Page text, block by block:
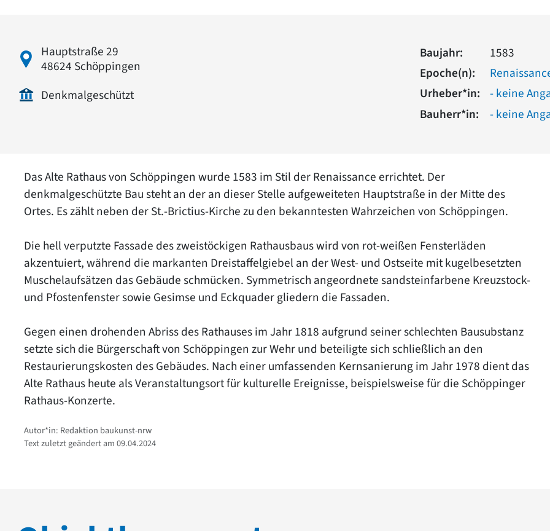
Hauptstraße 29
48624 Schöppingen
Denkmalgeschützt
Baujahr:
1583
Epoche(n):
Urheber*in:
- keine
Bauherr*in:
- keine
Das Alte Rathaus von Schöppingen wurde 1583 im Stil der Renaissance errichtet. Der
denkmalgeschützte Bau steht an der an dieser Stelle aufgeweiteten Hauptstraße in der Mitte des
Ortes. Es zählt neben der St.-Brictius-Kirche zu den bekanntesten Wahrzeichen von Schöppingen.
Die hell verputzte Fassade des zweistöckigen Rathausbaus wird von rot-weißen Fensterläden
akzentuiert, während die markanten Dreistaffelgiebel an der West- und Ostseite mit kugelbesetzten
Muschelaufsätzen das Gebäude schmücken. Symmetrisch angeordnete sandsteinfarbene Kreuzstock-
und Pfostenfenster sowie Gesimse und Eckquader gliedern die Fassaden.
Gegen einen drohenden Abriss des Rathauses im Jahr 1818 aufgrund seiner schlechten Bausubstanz
setzte sich die Bürgerschaft von Schöppingen zur Wehr und beteiligte sich schließlich an den
Restaurierungskosten des Gebäudes. Nach einer umfassenden Kernsanierung im Jahr 1978 dient das
Alte Rathaus heute als Veranstaltungsort für kulturelle Ereignisse, beispielsweise für die Schöppinger
Rathaus-Konzerte.
Autor*in: Redaktion baukunst-nrw
Text zuletzt geändert am 09.04.2024